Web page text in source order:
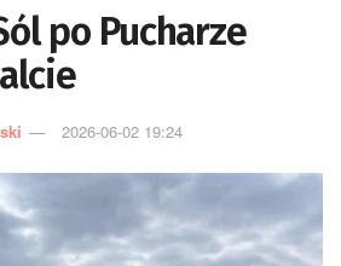
po Pucharze
2026-06-02 19:24